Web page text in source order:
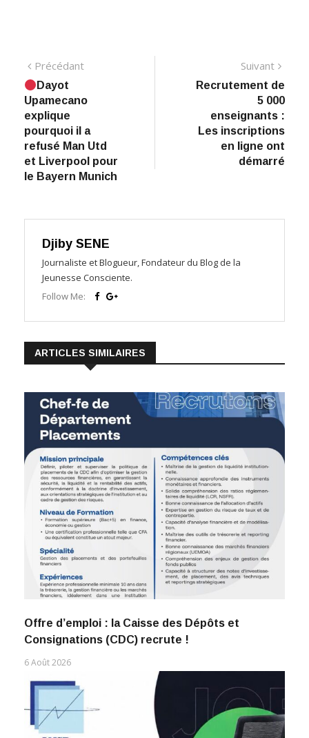
Navigation
de
l’article
PrécédantPrécédant:
Dayot
Upamecano
explique
pourquoi il a
refusé Man Utd
et Liverpool pour
le Bayern Munich
Suivant
Recrutement de
5 000
enseignants :
Les inscriptions
en ligne ont
démarré
Djiby SENE
Journaliste et Blogueur, Fondateur du Blog de la
Jeunesse Consciente.
Follow Me:
ARTICLES SIMILAIRES
Offre d’emploi : la Caisse des Dépôts et
Consignations (CDC) recrute !
6 Août 2026